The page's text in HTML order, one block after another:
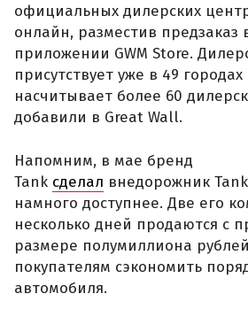
официальных дилерских
онлайн, разместив предзаказ
приложении GWM Store.
присутствует уже в 49 городах
насчитывает более 60
добавили в Great Wall.
Напомним, в мае бренд
Tank сделал внедорожник
намного доступнее. Две его
несколько дней продаются с
размере полумиллиона
покупателям сэкономить
автомобиля.